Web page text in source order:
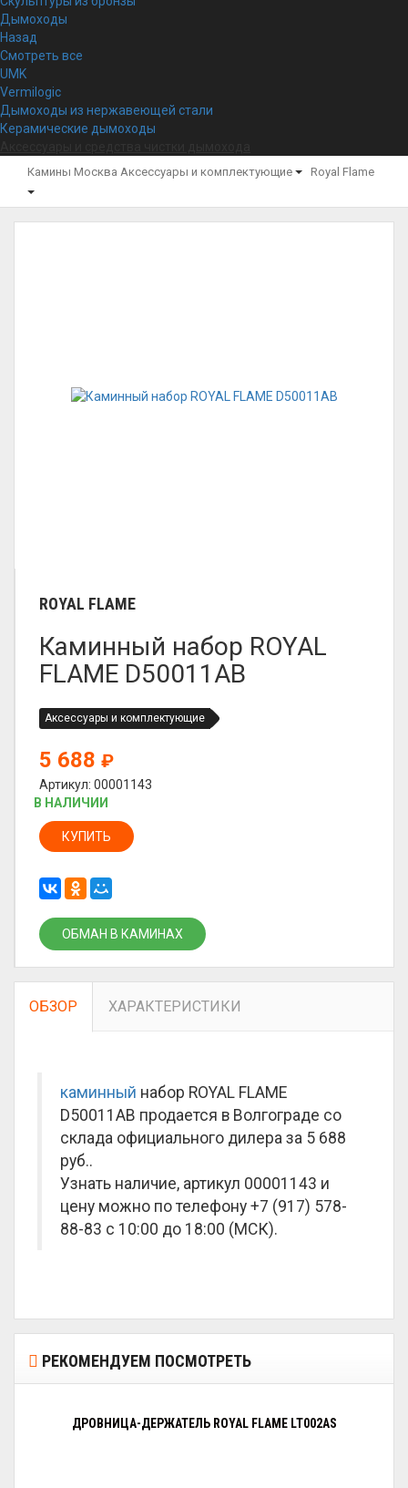
Дымоходы
Назад
Смотреть все
UMK
Vermilogic
Дымоходы из нержавеющей стали
Керамические дымоходы
Камины Москва Аксессуары и комплектующие Royal Flame
ROYAL FLAME
Каминный набор ROYAL
FLAME D50011AB
Аксессуары и комплектующие
5 688 ₽
Артикул: 00001143
В НАЛИЧИИ
КУПИТЬ
ОБМАН В КАМИНАХ
ОБЗОР ХАРАКТЕРИСТИКИ
каминный набор ROYAL FLAME
D50011AB продается в Волгограде со
склада официального дилера за 5 688
руб..
Узнать наличие, артикул 00001143 и
цену можно по телефону +7 (917) 578-
88-83 с 10:00 до 18:00 (МСК).
РЕКОМЕНДУЕМ ПОСМОТРЕТЬ
ДРОВНИЦА-ДЕРЖАТЕЛЬ ROYAL FLAME LT002AS